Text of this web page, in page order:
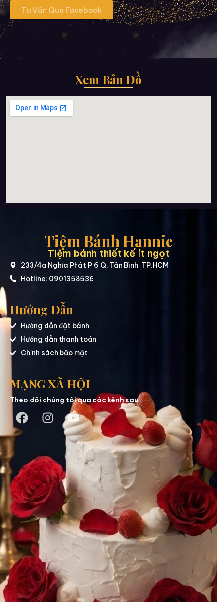
Tư Vấn Qua Facebook
Xem Bản Đồ
Tiệm Bánh Hannie
Tiệm bánh thiết kế ít ngọt
233/4a Nghĩa Phát P.6 Q. Tân Bình, TP.HCM
Hotline: 0901358536
Hướng Dẫn
Hướng dẫn đặt bánh
Hướng dẫn thanh toán
Chính sách bảo mật
MẠNG XÃ HỘI
Theo dõi chúng tôi qua các kênh sau